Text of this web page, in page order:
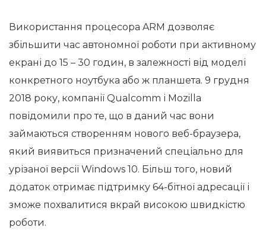
Використання процесора ARM дозволяє
збільшити час автономної роботи при активному
екрані до 15 – 30 годин, в залежності від моделі
конкретного ноутбука або ж планшета. 9 грудня
2018 року, компанії Qualcomm і Mozilla
повідомили про те, що в даний час вони
займаються створенням нового веб-браузера,
який виявиться призначений спеціально для
урізаної версії Windows 10. Більш того, новий
додаток отримає підтримку 64-бітної адресації і
зможе похвалитися вкрай високою швидкістю
роботи.